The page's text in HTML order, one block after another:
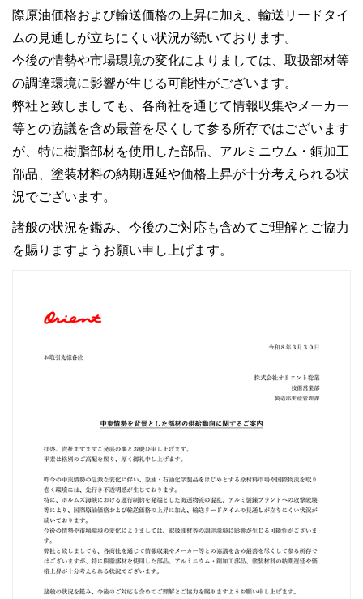
際原油価格および輸送価格の上昇に加え、輸送リードタイ
ムの見通しが立ちにくい状況が続いております。
今後の情勢や市場環境の変化によりましては、取扱部材等
の調達環境に影響が生じる可能性がございます。
弊社と致しましても、各商社を通じて情報収集やメーカー
等との協議を含め最善を尽くして参る所存ではございます
が、特に樹脂部材を使用した部品、アルミニウム・銅加工
部品、塗装材料の納期遅延や価格上昇が十分考えられる状
況でございます。
諸般の状況を鑑み、今後のご対応も含めてご理解とご協力
を賜りますようお願い申し上げます。